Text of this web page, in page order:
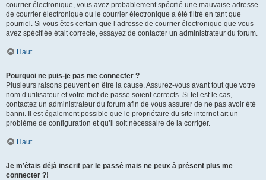
courrier électronique, vous avez probablement spécifié une mauvaise adresse
de courrier électronique ou le courrier électronique a été filtré en tant que
pourriel. Si vous êtes certain que l’adresse de courrier électronique que vous
avez spécifiée était correcte, essayez de contacter un administrateur du forum.
Haut
Pourquoi ne puis-je pas me connecter ?
Plusieurs raisons peuvent en être la cause. Assurez-vous avant tout que votre
nom d’utilisateur et votre mot de passe soient corrects. Si tel est le cas,
contactez un administrateur du forum afin de vous assurer de ne pas avoir été
banni. Il est également possible que le propriétaire du site internet ait un
problème de configuration et qu’il soit nécessaire de la corriger.
Haut
Je m’étais déjà inscrit par le passé mais ne peux à présent plus me
connecter ?!